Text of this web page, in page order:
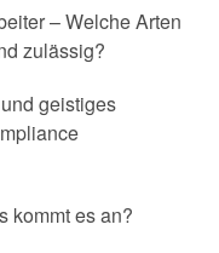
– Welche Arten
zulässig?
geistiges
kommt es an?